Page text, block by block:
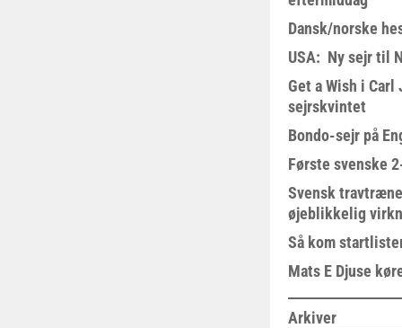
Dansk/norske
USA: Ny sejr til
Get a Wish i Carl
sejrskvintet
Bondo-sejr på
Første svenske
Svensk
øjeblikkelig
Så kom
Mats E Djuse
Arkiver